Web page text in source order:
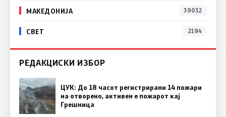
МАКЕДОНИЈА 39032
СВЕТ 2194
РЕДАКЦИСКИ ИЗБОР
ЦУК: До 18 часот регистрирани 14 пожари
на отворено, активен е пожарот кај
Грешница